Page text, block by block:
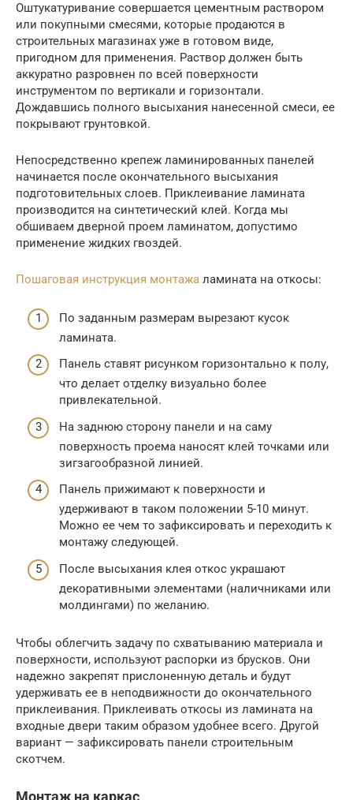
Оштукатуривание совершается цементным раствором
или покупными смесями, которые продаются в
строительных магазинах уже в готовом виде,
пригодном для применения. Раствор должен быть
аккуратно разровнен по всей поверхности
инструментом по вертикали и горизонтали.
Дождавшись полного высыхания нанесенной смеси, ее
покрывают грунтовкой.
Непосредственно крепеж ламинированных панелей
начинается после окончательного высыхания
подготовительных слоев. Приклеивание ламината
производится на синтетический клей. Когда мы
обшиваем дверной проем ламинатом, допустимо
применение жидких гвоздей.
Пошаговая инструкция монтажа ламината на откосы:
По заданным размерам вырезают кусок
ламината.
Панель ставят рисунком горизонтально к полу,
что делает отделку визуально более
привлекательной.
На заднюю сторону панели и на саму
поверхность проема наносят клей точками или
зигзагообразной линией.
Панель прижимают к поверхности и
удерживают в таком положении 5-10 минут.
Можно ее чем то зафиксировать и переходить к
монтажу следующей.
После высыхания клея откос украшают
декоративными элементами (наличниками или
молдингами) по желанию.
Чтобы облегчить задачу по схватыванию материала и
поверхности, используют распорки из брусков. Они
надежно закрепят прислоненную деталь и будут
удерживать ее в неподвижности до окончательного
приклеивания. Приклеивать откосы из ламината на
входные двери таким образом удобнее всего. Другой
вариант — зафиксировать панели строительным
скотчем.
Монтаж на каркас